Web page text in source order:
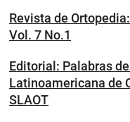
Revista de
Vol. 7 No.1
Editorial: Palabras
Latinoamericana de
SLAOT